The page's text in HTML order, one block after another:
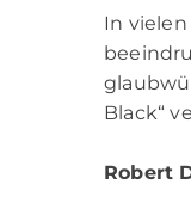
In
Black“
Robert